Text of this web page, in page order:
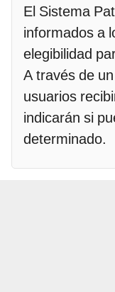
El Sistema
informados a
elegibilidad
A través de
usuarios
indicarán si
determinado.